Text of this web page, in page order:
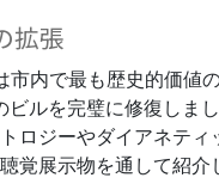
拡張
市内で最も歴史的価値
ビルを完璧に修復しま
ロジーやダイアネテ
覚展示物を通して紹介